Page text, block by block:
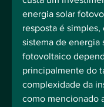
energia solar
resposta é simples,
sistema de energia
fotovoltaico
principalmente do
complexidade da
como mencionado